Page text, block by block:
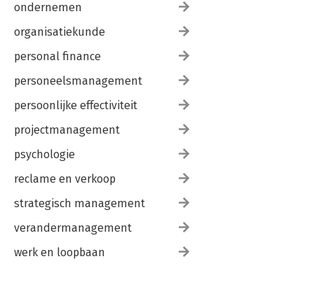
ondernemen
organisatiekunde
personal finance
personeelsmanagement
persoonlijke effectiviteit
projectmanagement
psychologie
reclame en verkoop
strategisch management
verandermanagement
werk en loopbaan